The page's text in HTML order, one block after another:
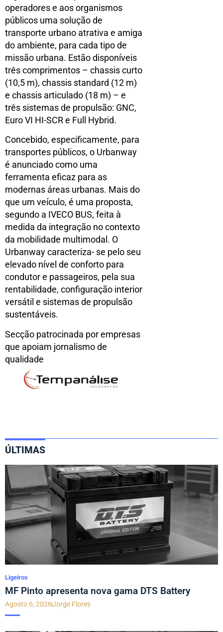
operadores e aos organismos
públicos uma solução de
transporte urbano atrativa e amiga
do ambiente, para cada tipo de
missão urbana. Estão disponíveis
três comprimentos – chassis curto
(10,5 m), chassis standard (12 m)
e chassis articulado (18 m) – e
três sistemas de propulsão: GNC,
Euro VI HI-SCR e Full Hybrid.
Concebido, especificamente, para
transportes públicos, o Urbanway
é anunciado como uma
ferramenta eficaz para as
modernas áreas urbanas. Mais do
que um veículo, é uma proposta,
segundo a IVECO BUS, feita à
medida da integração no contexto
da mobilidade multimodal. O
Urbanway caracteriza- se pelo seu
elevado nível de conforto para
condutor e passageiros, pela sua
rentabilidade, configuração interior
versátil e sistemas de propulsão
sustentáveis.
Secção patrocinada por empresas
que apoiam jornalismo de
qualidade
ÚLTIMAS
Ligeiros
MF Pinto apresenta nova gama DTS Battery
Agosto 6, 2026Jorge Flores